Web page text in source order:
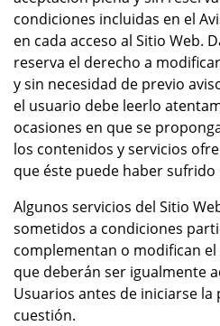
condiciones incluidas en el
en cada acceso al Sitio Web.
reserva el derecho a
y sin necesidad de previo
el usuario debe leerlo
ocasiones en que se
los contenidos y servicios
que éste puede haber
Algunos servicios del Sitio
sometidos a condiciones
complementan o modifican el
que deberán ser igualmente
Usuarios antes de iniciarse
cuestión.